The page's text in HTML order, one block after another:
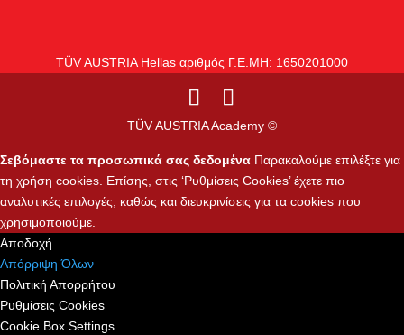
TÜV AUSTRIA Hellas αριθμός Γ.Ε.ΜΗ: 1650201000
TÜV AUSTRIA Academy ©
Σεβόμαστε τα προσωπικά σας δεδομένα Παρακαλούμε επιλέξτε για
τη χρήση cookies. Επίσης, στις ‘Ρυθμίσεις Cookies’ έχετε πιο
αναλυτικές επιλογές, καθώς και διευκρινίσεις για τα cookies που
χρησιμοποιούμε.
Αποδοχή
Απόρριψη Όλων
Πολιτική Απορρήτου
Ρυθμίσεις Cookies
Cookie Box Settings